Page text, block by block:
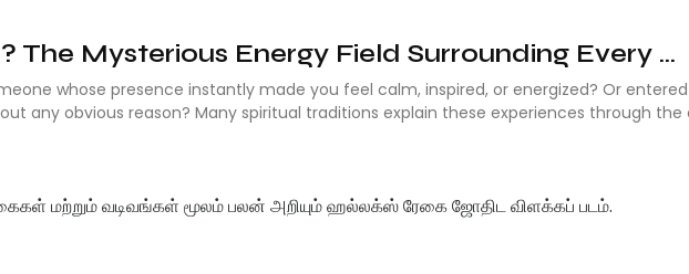
The Mysterious Energy Field Surrounding Every ...
whose presence instantly made you feel calm, inspired, or energized? Or
any obvious reason? Many spiritual traditions explain these experiences through